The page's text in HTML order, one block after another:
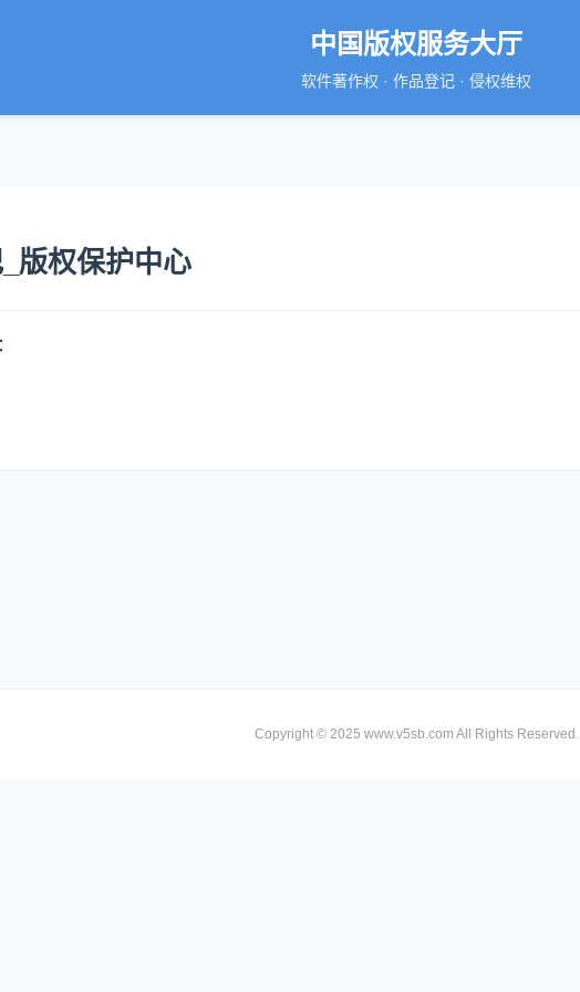
中国版权服务大厅
软件著作权 · 作品登记 · 侵权维权
版权保护中心
Copyright © 2025 www.v5sb.com All Rights Reserved.